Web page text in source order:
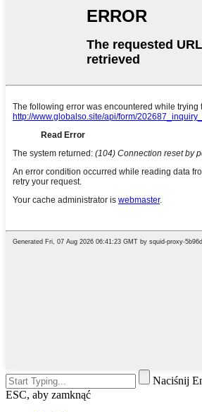
Naciśnij
ESC, aby zamknąć